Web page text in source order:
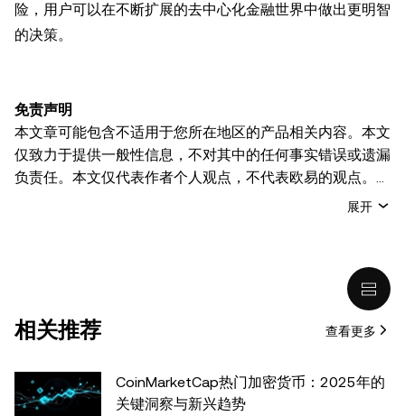
险，用户可以在不断扩展的去中心化金融世界中做出更明智
的决策。
免责声明
本文章可能包含不适用于您所在地区的产品相关内容。本文
仅致力于提供一般性信息，不对其中的任何事实错误或遗漏
负责任。本文仅代表作者个人观点，不代表欧易的观点。
本文无意提供以下任何建议，包括但不限于：(i) 投资建议
(包括稳定币) 涉及高风险，可能会大幅波动，甚至变得毫无
价值。您应根据自己的财务状况仔细考虑交易或持有数字资
产是否适合您。有关您具体情况的问题，请咨询您的法律/
税务/投资专业人士。本文中出现的信息 (包括市场数据和统
数据和图表时已采取了所有合理的谨慎措施，但对于此处表
达的任何事实错误或遗漏，我们不承担任何责任。 © 2025
展开
相关推荐 查看更多
CoinMarketCap热门加密货币：2025年的
关键洞察与新兴趋势